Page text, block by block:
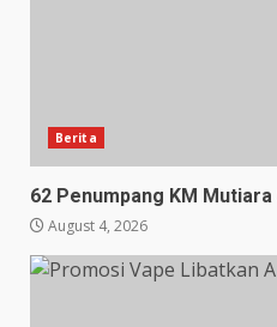
Berita
62 Penumpang KM
August 4, 2026